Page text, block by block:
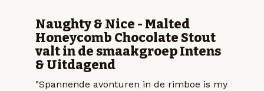
Naughty & Nice - Malted
Honeycomb Chocolate Stout
valt in de smaakgroep Intens
& Uitdagend
"Spannende avonturen in de rimboe is my